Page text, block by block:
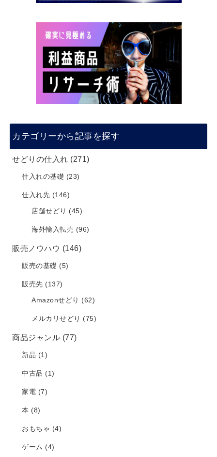
カテゴリーから記事を探す
せどりの仕入れ (271)
仕入れの基礎 (23)
仕入れ先 (146)
店舗せどり (45)
海外輸入転売 (96)
販売ノウハウ (146)
販売の基礎 (5)
販売先 (137)
Amazonせどり (62)
メルカリせどり (75)
商品ジャンル (77)
新品 (1)
中古品 (1)
家電 (7)
本 (8)
おもちゃ (4)
ゲーム (4)